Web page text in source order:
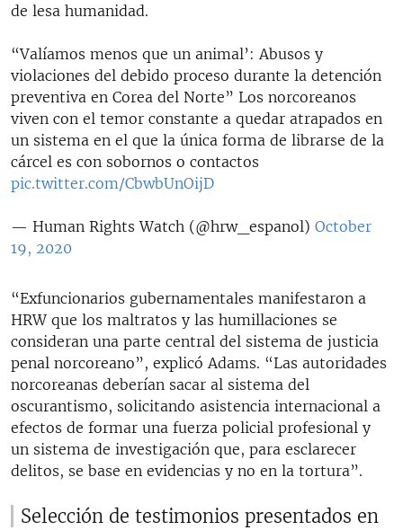
de lesa humanidad.
“Valíamos menos que un animal’: Abusos y
violaciones del debido proceso durante la detención
preventiva en Corea del Norte” Los norcoreanos
viven con el temor constante a quedar atrapados en
un sistema en el que la única forma de librarse de la
cárcel es con sobornos o contactos
pic.twitter.com/CbwbUnOijD
— Human Rights Watch (@hrw_espanol) October
19, 2020
“Exfuncionarios gubernamentales manifestaron a
HRW que los maltratos y las humillaciones se
consideran una parte central del sistema de justicia
penal norcoreano”, explicó Adams. “Las autoridades
norcoreanas deberían sacar al sistema del
oscurantismo, solicitando asistencia internacional a
efectos de formar una fuerza policial profesional y
un sistema de investigación que, para esclarecer
delitos, se base en evidencias y no en la tortura”.
Selección de testimonios presentados en